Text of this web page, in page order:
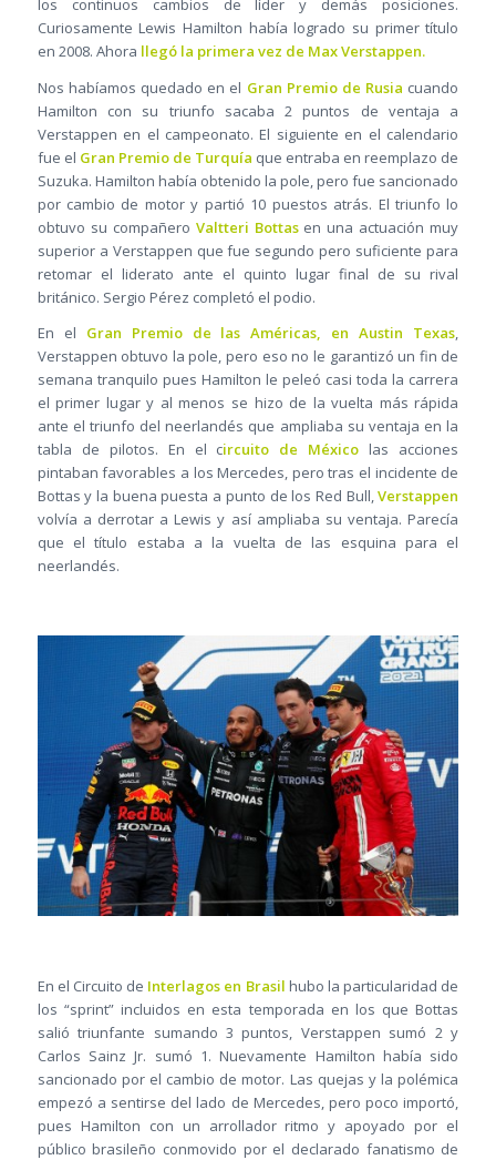
los continuos cambios de líder y demás posiciones.
Curiosamente Lewis Hamilton había logrado su primer título
en 2008. Ahora llegó la primera vez de Max Verstappen.
Nos habíamos quedado en el Gran Premio de Rusia cuando
Hamilton con su triunfo sacaba 2 puntos de ventaja a
Verstappen en el campeonato. El siguiente en el calendario
fue el Gran Premio de Turquía que entraba en reemplazo de
Suzuka. Hamilton había obtenido la pole, pero fue sancionado
por cambio de motor y partió 10 puestos atrás. El triunfo lo
obtuvo su compañero Valtteri Bottasen una actuación muy
superior a Verstappen que fue segundo pero suficiente para
retomar el liderato ante el quinto lugar final de su rival
británico. Sergio Pérez completó el podio.
En el Gran Premio de las Américas, en Austin Texas
Verstappen obtuvo la pole, pero eso no le garantizó un fin de
semana tranquilo pues Hamilton le peleó casi toda la carrera
el primer lugar y al menos se hizo de la vuelta más rápida
ante el triunfo del neerlandés que ampliaba su ventaja en la
tabla de pilotos. En el circuito de México las acciones
pintaban favorables a los Mercedes, pero tras el incidente de
Bottas y la buena puesta a punto de los Red Bull,Verstappen
volvía a derrotar a Lewis y así ampliaba su ventaja. Parecía
que el título estaba a la vuelta de las esquina para el
neerlandés.
En el Circuito de Interlagos en Brasil hubo la particularidad de
los “sprint” incluidos en esta temporada en los que Bottas
salió triunfante sumando 3 puntos, Verstappen sumó 2 y
Carlos Sainz Jr. sumó 1. Nuevamente Hamilton había sido
sancionado por el cambio de motor. Las quejas y la polémica
empezó a sentirse del lado de Mercedes, pero poco importó,
pues Hamilton con un arrollador ritmo y apoyado por el
público brasileño conmovido por el declarado fanatismo de